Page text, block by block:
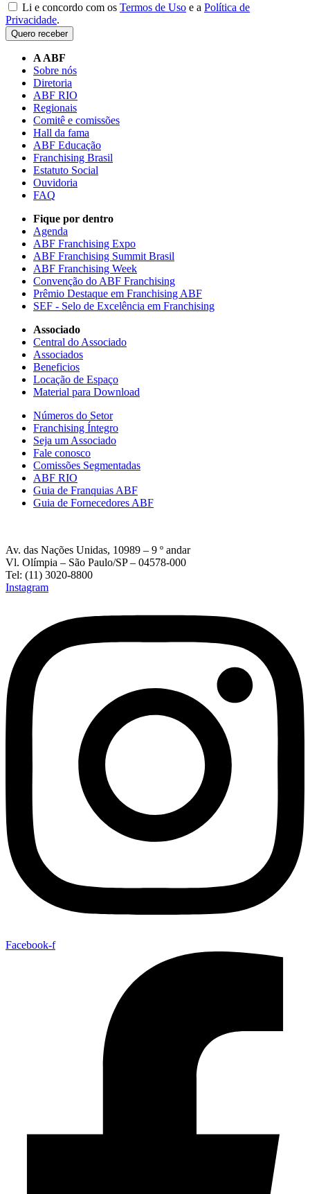
Li e concordo com os Termos de Uso e a Política de
Privacidade.
Quero receber
A ABF
Sobre nós
Diretoria
ABF RIO
Regionais
Comitê e comissões
Hall da fama
ABF Educação
Franchising Brasil
Estatuto Social
Ouvidoria
FAQ
Fique por dentro
Agenda
ABF Franchising Expo
ABF Franchising Summit Brasil
ABF Franchising Week
Convenção do ABF Franchising
Prêmio Destaque em Franchising ABF
SEF - Selo de Excelência em Franchising
Associado
Central do Associado
Associados
Beneficios
Locação de Espaço
Material para Download
Números do Setor
Franchising Íntegro
Seja um Associado
Fale conosco
Comissões Segmentadas
ABF RIO
Guia de Franquias ABF
Guia de Fornecedores ABF
Av. das Nações Unidas, 10989 – 9 º andar
Vl. Olímpia – São Paulo/SP – 04578-000
Tel: (11) 3020-8800
Instagram
Facebook-f